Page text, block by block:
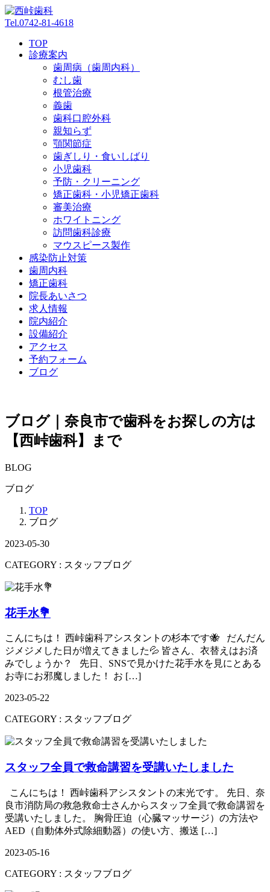
Tel.0742-81-4618
TOP
診療案内
歯周病 （歯周内科）
むし歯
根管治療
義歯
歯科口腔外科
親知らず
顎関節症
歯ぎしり・ 食いしばり
小児歯科
予防・ クリーニング
矯正歯科・ 小児矯正歯科
審美治療
ホワイト ニング
訪問歯科診療
マウスピース製作
感染防止対策
歯周内科
矯正歯科
院長あいさつ
求人情報
院内紹介
設備紹介
アクセス
予約フォーム
ブログ
ブログ｜奈良市で歯科をお探しの方は
【西峠歯科】まで
BLOG
ブログ
TOP
ブログ
2023-05-30
CATEGORY : スタッフブログ
花手水💐
こんにちは！ 西峠歯科アシスタントの杉本です🐝 だんだん
ジメジメした日が増えてきました💦 皆さん、衣替えはお済
みでしょうか？ 先日、SNSで見かけた花手水を見にとある
お寺にお邪魔しました！ お […]
2023-05-22
CATEGORY : スタッフブログ
スタッフ全員で救命講習を受講いたしました
こんにちは！ 西峠歯科アシスタントの末光です。 先日、奈
良市消防局の救急救命士さんからスタッフ全員で救命講習を
受講いたしました。 胸骨圧迫（心臓マッサージ）の方法や
AED（自動体外式除細動器）の使い方、搬送 […]
2023-05-16
CATEGORY : スタッフブログ